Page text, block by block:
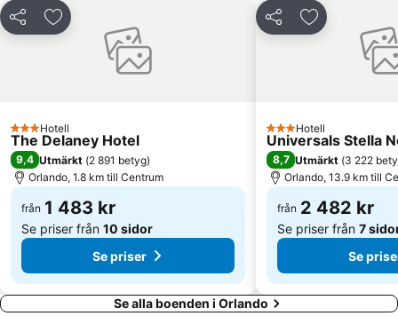
Dela Lägg till i Mina Favoriter
3 Stjärnor
Hotell
The Delaney Hotel
9,4 Utmärkt (2 891 betyg)
Orlando, 1.8 km till Centrum
från 1 483 kr
Se priser från 10 sidor
Se priser
Dela Lägg till i
3 Stjärnor
Hotell
Universals Stella
8,7 Utmärkt (3 222
Orlando, 13.9 km till
från 2 482 kr
Se priser från 7
Se
Se alla boenden i Orlando